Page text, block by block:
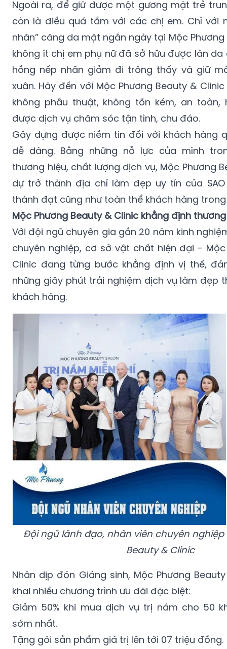
Ngoài ra, để giữ được một gương mặt trẻ
còn là điều quá tầm với các chị em. Chỉ với
nhăn” căng da mặt ngắn ngày tại Mộc
không ít chị em phụ nữ đã sở hữu được làn
hồng nếp nhăn giảm đi trông thấy và giữ
xuân. Hãy đến với Mộc Phương Beauty &
không phẫu thuật, không tốn kém, an toàn,
được dịch vụ chăm sóc tận tình, chu đáo.
Gây dựng được niềm tin đối với khách hàng
dễ dàng. Bằng những nỗ lực của mình
thương hiệu, chất lượng dịch vụ, Mộc Phương
dự trở thành địa chỉ làm đẹp uy tín của
thành đạt cũng như toàn thể khách hàng
Mộc Phương Beauty & Clinic khẳng định
Với đội ngũ chuyên gia gần 20 năm kinh
chuyên nghiệp, cơ sở vật chất hiện đại -
Clinic đang từng bước khẳng định vị thế,
những giây phút trải nghiệm dịch vụ làm đẹp
khách hàng.
Đội ngũ lãnh đạo, nhân viên chuyên nghiệp
Beauty & Clinic
Nhân dịp đón Giáng sinh, Mộc Phương
khai nhiều chương trình ưu đãi đặc biệt:
Giảm 50% khi mua dịch vụ trị nám cho 50
sớm nhất.
Tặng gói sản phẩm giá trị lên tới 07 triệu đồng.